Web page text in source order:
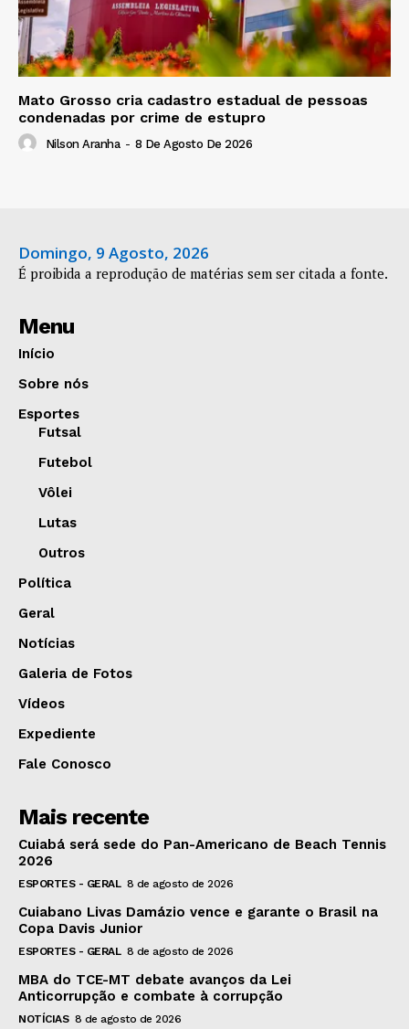
Mato Grosso cria cadastro estadual de pessoas
condenadas por crime de estupro
Nilson Aranha - 8 De Agosto De 2026
Domingo, 9 Agosto, 2026
É proibida a reprodução de matérias sem ser citada a fonte.
Menu
Início
Sobre nós
Esportes
Futsal
Futebol
Vôlei
Lutas
Outros
Política
Geral
Notícias
Galeria de Fotos
Vídeos
Expediente
Fale Conosco
Mais recente
Cuiabá será sede do Pan-Americano de Beach Tennis
2026
ESPORTES - GERAL 8 de agosto de 2026
Cuiabano Livas Damázio vence e garante o Brasil na
Copa Davis Junior
ESPORTES - GERAL 8 de agosto de 2026
MBA do TCE-MT debate avanços da Lei
Anticorrupção e combate à corrupção
NOTÍCIAS 8 de agosto de 2026